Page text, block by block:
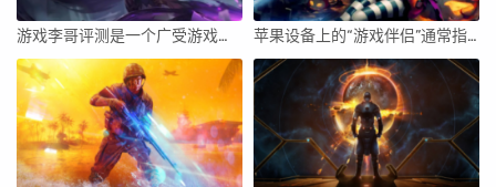
游戏李哥评测是一个广受游戏玩家欢迎的评测平台，本文将从评测内容的真实性、详细程度、娱乐性等方面展开，深入分析该平台的优势与特点，并对它的影响力和使用体验进行评价。 苹果设备上的“游戏伴侣”通常指的是一种辅助工具或应用，用于增强游戏体验、提供实时信息、社交互动等。要开启苹果设备上的游戏伴侣，你需要遵循一些步骤来确保你能够顺利地使用这个功能。下面将详细介绍如何开启苹果设备上的游戏伴侣。